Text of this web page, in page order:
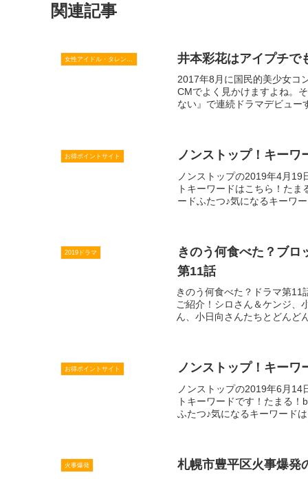
関連記事
井本彩花はアイプチで
2017年8月に国民的美少女コ
CMでよく見かけますよね。
ない』で連続ドラマデビュー
お得ポイントサイト ノンストップ！キーワ
ノンストップの2019年4月
トキーワードはこちら！た
ードふたつ♪気になるキーワ
2019ドラマ
きのう何食べた？ブロ
第11話
きのう何食べた？ドラマ第11
ご紹介！シロさん＆ケンジ、
ん、小日向さんたちとどんど
お得ポイントサイト ノンストップ！キーワ
ノンストップの2019年6月
トキーワードです！たまる
ふたつ♪気になるキーワード
火事爆発 札幌市豊平区火事爆発